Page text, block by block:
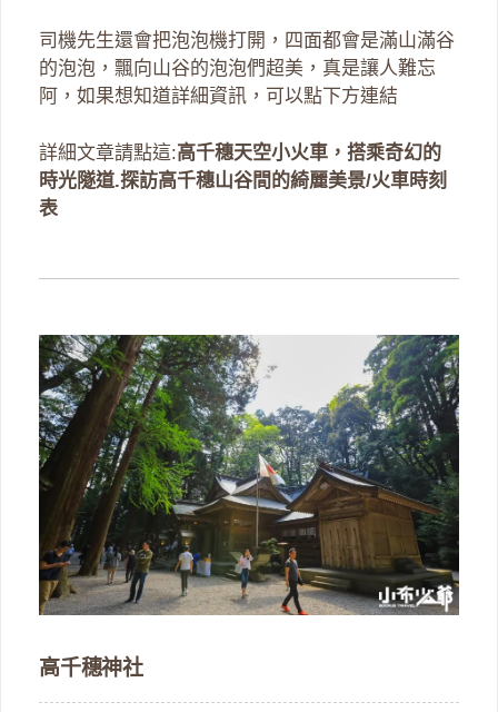
司機先生還會把泡泡機打開，四面都會是滿山滿谷
的泡泡，飄向山谷的泡泡們超美，真是讓人難忘
阿，如果想知道詳細資訊，可以點下方連結
詳細文章請點這:高千穗天空小火車，搭乘奇幻的
時光隧道.探訪高千穗山谷間的綺麗美景/火車時刻
表
高千穗神社